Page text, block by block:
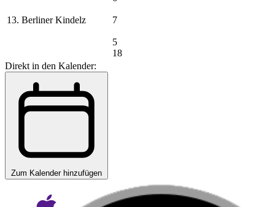
13. Berliner Kindelz 7
5
18
Direkt in den Kalender:
Zum Kalender hinzufügen